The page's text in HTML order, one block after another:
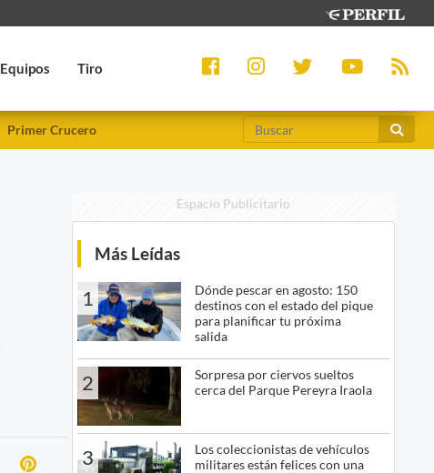
Equipos Tiro
Primer Crucero
Espacio Publicitario
Más Leídas
1
Dónde pescar en agosto: 150
destinos con el estado del pique
para planificar tu próxima
salida
2
Sorpresa por ciervos sueltos
cerca del Parque Pereyra Iraola
3
Los coleccionistas de vehículos
militares están felices con una